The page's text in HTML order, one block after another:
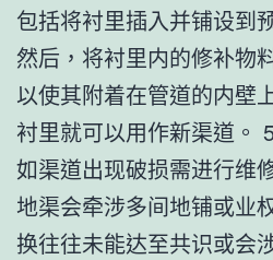
包括将衬里插入并铺设到
然后，将衬里内的修补物
以使其附着在管道的内壁
衬里就可以用作新渠道。
如渠道出现破损需进行维
地渠会牵涉多间地铺或业
换往往未能达至共识或会